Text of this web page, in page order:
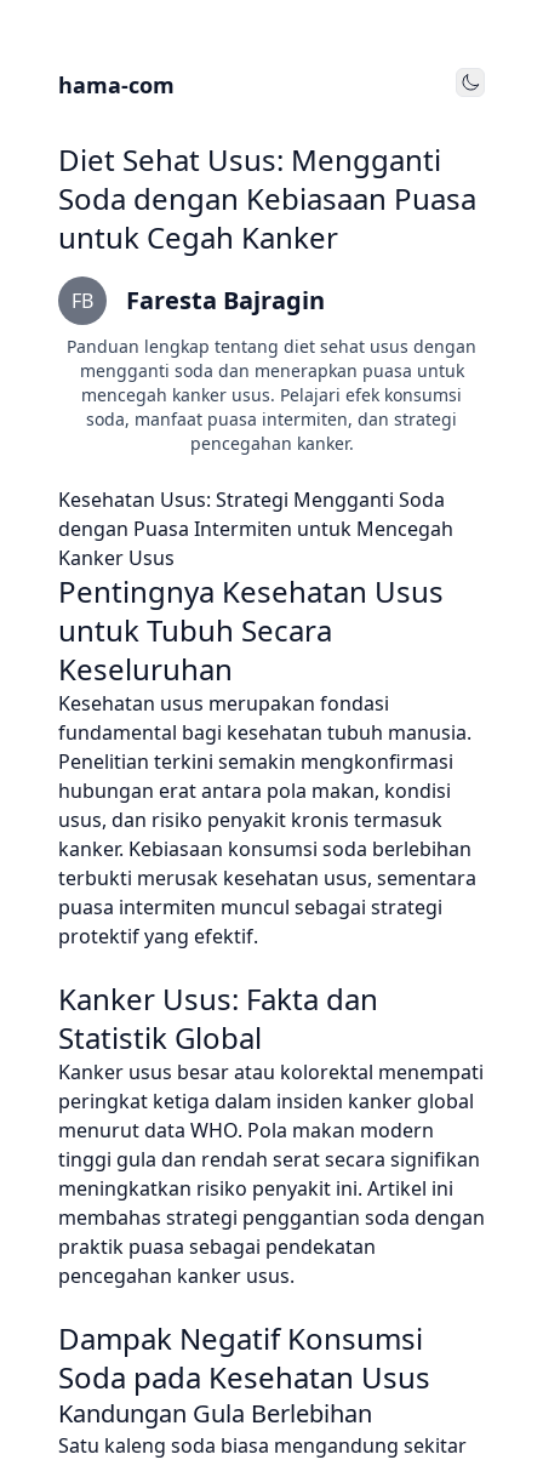
hama-com Toggle
Diet Sehat Usus: Mengganti
Soda dengan Kebiasaan Puasa
untuk Cegah Kanker
FB Faresta Bajragin
Panduan lengkap tentang diet sehat usus dengan
mengganti soda dan menerapkan puasa untuk
mencegah kanker usus. Pelajari efek konsumsi
soda, manfaat puasa intermiten, dan strategi
pencegahan kanker.
Kesehatan Usus: Strategi Mengganti Soda
dengan Puasa Intermiten untuk Mencegah
Kanker Usus
Pentingnya Kesehatan Usus
untuk Tubuh Secara
Keseluruhan
Kesehatan usus merupakan fondasi
fundamental bagi kesehatan tubuh manusia.
Penelitian terkini semakin mengkonfirmasi
hubungan erat antara pola makan, kondisi
usus, dan risiko penyakit kronis termasuk
kanker. Kebiasaan konsumsi soda berlebihan
terbukti merusak kesehatan usus, sementara
puasa intermiten muncul sebagai strategi
protektif yang efektif.
Kanker Usus: Fakta dan
Statistik Global
Kanker usus besar atau kolorektal menempati
peringkat ketiga dalam insiden kanker global
menurut data WHO. Pola makan modern
tinggi gula dan rendah serat secara signifikan
meningkatkan risiko penyakit ini. Artikel ini
membahas strategi penggantian soda dengan
praktik puasa sebagai pendekatan
pencegahan kanker usus.
Dampak Negatif Konsumsi
Soda pada Kesehatan Usus
Kandungan Gula Berlebihan
Satu kaleng soda biasa mengandung sekitar